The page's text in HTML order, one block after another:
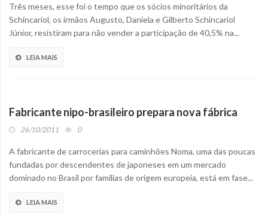
Três meses, esse foi o tempo que os sócios minoritários da
Schincariol, os irmãos Augusto, Daniela e Gilberto Schincariol
Júnior, resistiram para não vender a participação de 40,5% na...
LEIA MAIS
Fabricante nipo-brasileiro prepara nova fábrica
26/10/2011 0
A fabricante de carrocerias para caminhões Noma, uma das poucas
fundadas por descendentes de japoneses em um mercado
dominado no Brasil por famílias de origem europeia, está em fase...
LEIA MAIS